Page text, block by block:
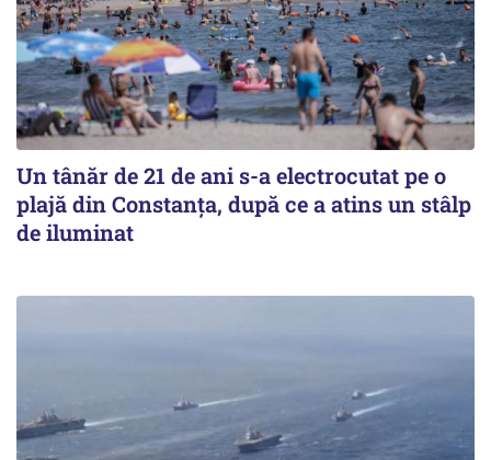
Un tânăr de 21 de ani s-a electrocutat pe o
plajă din Constanța, după ce a atins un stâlp
de iluminat